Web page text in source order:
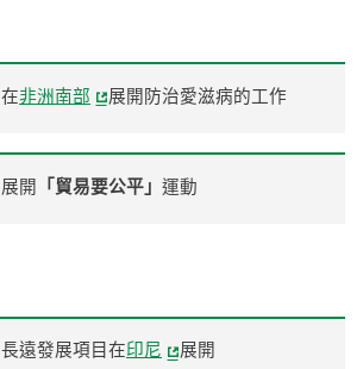
在非洲南部 展開防治愛滋病的工作
展開 「貿易要公平」運動
長遠發展項目在印尼 展開